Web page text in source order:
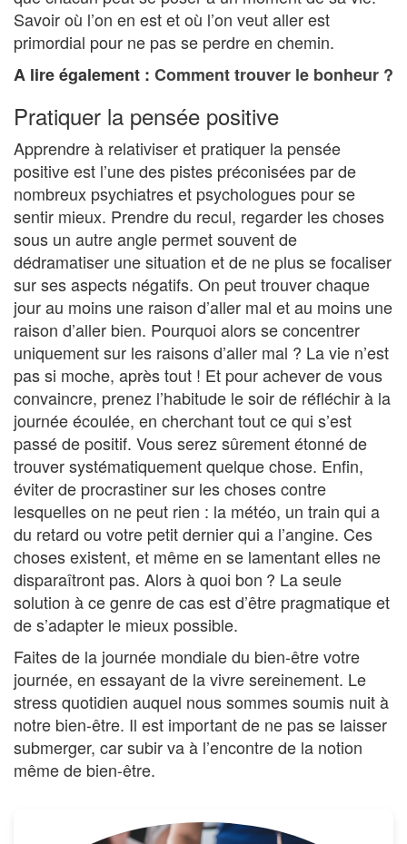
Savoir où l’on en est et où l’on veut aller est
primordial pour ne pas se perdre en chemin.
A lire également : Comment trouver le bonheur ?
Pratiquer la pensée positive
Apprendre à relativiser et pratiquer la pensée
positive est l’une des pistes préconisées par de
nombreux psychiatres et psychologues pour se
sentir mieux. Prendre du recul, regarder les choses
sous un autre angle permet souvent de
dédramatiser une situation et de ne plus se focaliser
sur ses aspects négatifs. On peut trouver chaque
jour au moins une raison d’aller mal et au moins une
raison d’aller bien. Pourquoi alors se concentrer
uniquement sur les raisons d’aller mal ? La vie n’est
pas si moche, après tout ! Et pour achever de vous
convaincre, prenez l’habitude le soir de réfléchir à la
journée écoulée, en cherchant tout ce qui s’est
passé de positif. Vous serez sûrement étonné de
trouver systématiquement quelque chose. Enfin,
éviter de procrastiner sur les choses contre
lesquelles on ne peut rien : la météo, un train qui a
du retard ou votre petit dernier qui a l’angine. Ces
choses existent, et même en se lamentant elles ne
disparaîtront pas. Alors à quoi bon ? La seule
solution à ce genre de cas est d’être pragmatique et
de s’adapter le mieux possible.
Faites de la journée mondiale du bien-être votre
journée, en essayant de la vivre sereinement. Le
stress quotidien auquel nous sommes soumis nuit à
notre bien-être. Il est important de ne pas se laisser
submerger, car subir va à l’encontre de la notion
même de bien-être.